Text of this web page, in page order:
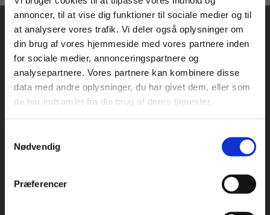
annoncer, til at vise dig funktioner til sociale medier og til
at analysere vores trafik. Vi deler også oplysninger om
din brug af vores hjemmeside med vores partnere inden
for sociale medier, annonceringspartnere og
analysepartnere. Vores partnere kan kombinere disse
data med andre oplysninger, du har givet dem, eller som
de har indsamlet fra din brug af deres tjenester.
Nødvendig
Præferencer
Praxis Forlag A/S
CVR 41280921
Vognmagergade 7, 5. sal
Odense
For privatkunder og
studerende. Du får
vist priser inkl.
For institutioner og
virksomheder. Du
får vist priser ekskl.